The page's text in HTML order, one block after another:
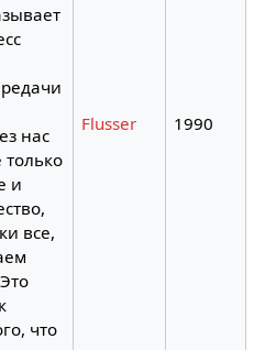
нас
и
все,
что
Flusser 1990